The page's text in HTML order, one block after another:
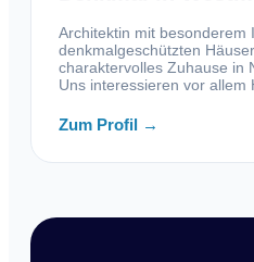
Architektin mit besonderem
denkmalgeschützten
charaktervolles Zuhause in
Uns interessieren vor allem
Zum Profil →